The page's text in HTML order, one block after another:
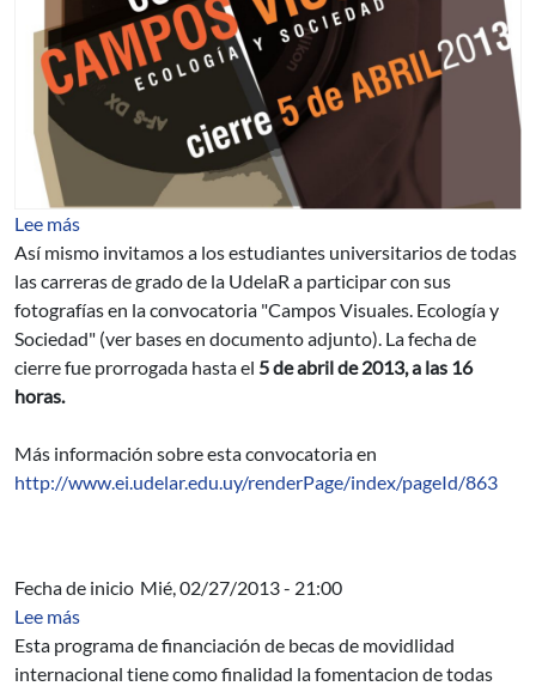
Lee mássobre "Campos Visuales. Ecología y Sociedad"
Así mismo invitamos a los estudiantes universitarios de todas
las carreras de grado de la UdelaR a participar con sus
fotografías en la convocatoria "Campos Visuales. Ecología y
Sociedad" (ver bases en documento adjunto). La fecha de
cierre fue prorrogada hasta el 5 de abril de 2013, a las 16
horas.
Más información sobre esta convocatoria en
http://www.ei.udelar.edu.uy/renderPage/index/pageId/863
Fecha de inicio Mié, 02/27/2013 - 21:00
Lee mássobre Programa de Becas de Movilidad entre
Esta programa de financiación de becas de movidlidad
internacional tiene como finalidad la fomentacion de todas